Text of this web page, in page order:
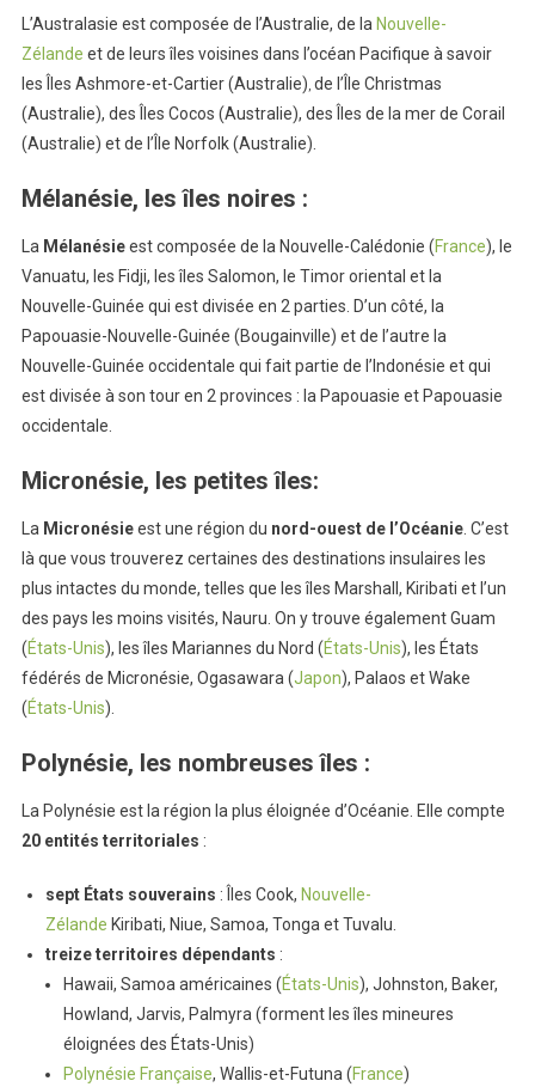
L’Australasie est composée de l’Australie, de la Nouvelle-
Zélande et de leurs îles voisines dans l’océan Pacifique à savoir
les Îles Ashmore-et-Cartier (Australie), de l’ Île Christmas
(Australie), des Îles Cocos (Australie), des
Îles de la mer de Corail
(Australie) et de l’ Île Norfolk (Australie)
Mélanésie, les îles noires :
La Mélanésieest composée de la Nouvelle-Calédonie (France), le
Vanuatu, les Fidji, les îles Salomon, le Timor oriental et la
Nouvelle-Guinée qui est divisée en 2 parties. D’un côté, la
Papouasie-Nouvelle-Guinée (Bougainville) et de l’autre la
Nouvelle-Guinée occidentale qui fait partie de l’Indonésie et qui
est divisée à son tour en 2 provinces : la Papouasie et Papouasie
occidentale.
Micronésie, les petites îles:
La Micronésieest une région du nord-ouest de l’Océanie. C’est
là que vous trouverez certaines des destinations insulaires les
plus intactes du monde, telles que les îles Marshall, Kiribati et l’un
des pays les moins visités, Nauru. On y trouve également Guam
(États-Unis), les îles Mariannes du Nord (États-Unis), les États
fédérés de Micronésie, Ogasawara (Japon), Palaos et Wake
(États-Unis).
Polynésie, les nombreuses îles :
La Polynésie est la région la plus éloignée d’Océanie. Elle compte
20 entités territoriales :
sept États souverains : Îles Cook, Nouvelle-
Zélande Kiribati, Niue, Samoa, Tonga et Tuvalu.
treize territoires dépendants :
Hawaii, Samoa américaines (États-Unis), Johnston, Baker,
Howland, Jarvis, Palmyra (forment les îles mineures
éloignées des États-Unis)
Polynésie Française, Wallis-et-Futuna (France)